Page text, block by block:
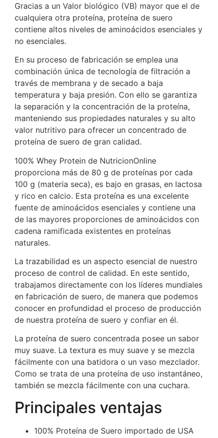
Gracias a un Valor biológico (VB) mayor que el de
cualquiera otra proteína, proteína de suero
contiene altos niveles de aminoácidos esenciales y
no esenciales.
En su proceso de fabricación se emplea una
combinación única de tecnología de filtración a
través de membrana y de secado a baja
temperatura y baja presión. Con ello se garantiza
la separación y la concentración de la proteína,
manteniendo sus propiedades naturales y su alto
valor nutritivo para ofrecer un concentrado de
proteína de suero de gran calidad.
100% Whey Protein de NutricionOnline
proporciona más de 80 g de proteínas por cada
100 g (materia seca), es bajo en grasas, en lactosa
y rico en calcio. Esta proteína es una excelente
fuente de aminoácidos esenciales y contiene una
de las mayores proporciones de aminoácidos con
cadena ramificada existentes en proteínas
naturales.
La trazabilidad es un aspecto esencial de nuestro
proceso de control de calidad. En este sentido,
trabajamos directamente con los líderes mundiales
en fabricación de suero, de manera que podemos
conocer en profundidad el proceso de producción
de nuestra proteína de suero y confiar en él.
La proteína de suero concentrada posee un sabor
muy suave. La textura es muy suave y se mezcla
fácilmente con una batidora o un vaso mezclador.
Como se trata de una proteína de uso instantáneo,
también se mezcla fácilmente con una cuchara.
Principales ventajas
100% Proteína de Suero importado de USA